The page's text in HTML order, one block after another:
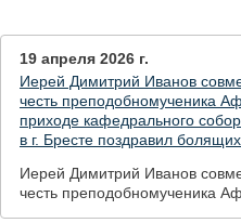
19 апреля 2026 г.
Иерей Димитрий Иванов
честь преподобномученика
приходе кафедрального
в г. Бресте поздравил
Иерей Димитрий Иванов
честь преподобномученика